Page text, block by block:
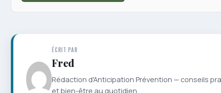
ÉCRIT PAR
Fred
Rédaction d'Anticipation Prévention — conseils
et bien-être au quotidien.